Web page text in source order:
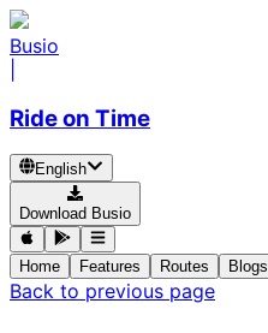
Busio
Ride on Time
English
Download Busio
Home Features Routes Blogs
Back to previous page